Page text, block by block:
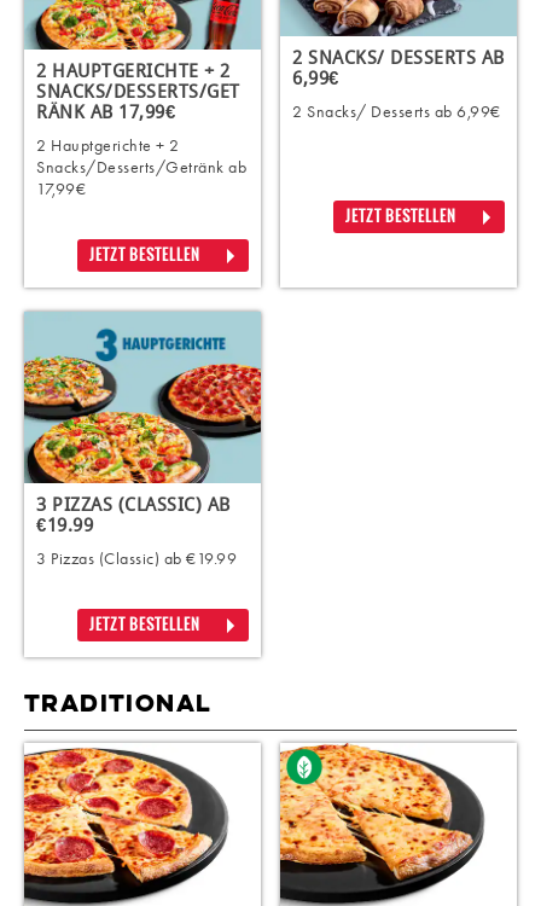
2 HAUPTGERICHTE + 2
SNACKS/DESSERTS/GET
RÄNK AB 17,99€
2 Hauptgerichte + 2
Snacks/Desserts/Getränk ab
17,99€
JETZT BESTELLEN
2 SNACKS/ DESSERTS AB
6,99€
2 Snacks/ Desserts ab 6,99€
JETZT BESTELLEN
3 PIZZAS (CLASSIC) AB
€19.99
3 Pizzas (Classic) ab €19.99
JETZT BESTELLEN
TRADITIONAL